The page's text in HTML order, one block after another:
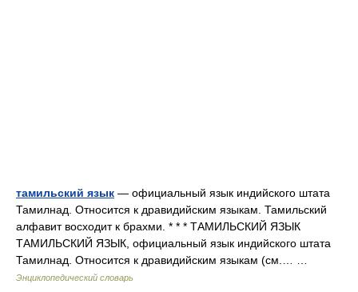
тамильский язык — официальный язык индийского штата
Тамилнад. Относится к дравидийским языкам. Тамильский
алфавит восходит к брахми. * * * ТАМИЛЬСКИЙ ЯЗЫК
ТАМИЛЬСКИЙ ЯЗЫК, официальный язык индийского штата
Тамилнад. Относится к дравидийским языкам (см.… …
Энциклопедический словарь